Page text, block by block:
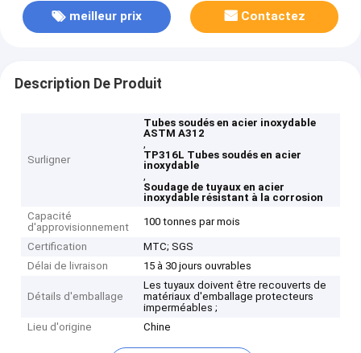
meilleur prix Contactez
Description De Produit
Surligner
Tubes soudés en acier inoxydable
ASTM A312
,
TP316L Tubes soudés en acier
inoxydable
,
Soudage de tuyaux en acier
inoxydable résistant à la corrosion
Capacité
d'approvisionnement
100 tonnes par mois
Certification
MTC; SGS
Délai de livraison
15 à 30 jours ouvrables
Détails d'emballage
Les tuyaux doivent être recouverts de
matériaux d'emballage protecteurs
imperméables ;
Lieu d'origine
Chine